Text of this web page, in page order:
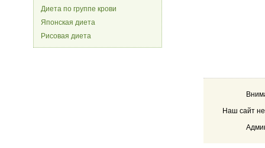
Диета по группе крови
Японская диета
Рисовая диета
Наш сайт